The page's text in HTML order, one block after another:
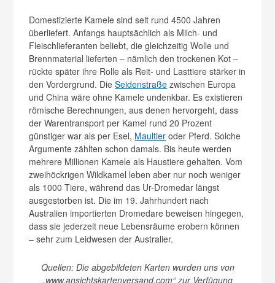
Domestizierte Kamele sind seit rund 4500 Jahren
überliefert. Anfangs hauptsächlich als Milch- und
Fleischlieferanten beliebt, die gleichzeitig Wolle und
Brennmaterial lieferten – nämlich den trockenen Kot –
rückte später ihre Rolle als Reit- und Lasttiere stärker in
den Vordergrund. DieSeidenstraße zwischen Europa
und China wäre ohne Kamele undenkbar. Es existieren
römische Berechnungen, aus denen hervorgeht, dass
der Warentransport per Kamel rund 20 Prozent
günstiger war als per Esel, Maultier oder Pferd. Solche
Argumente zählten schon damals. Bis heute werden
mehrere Millionen Kamele als Haustiere gehalten. Vom
zweihöckrigen Wildkamel leben aber nur noch weniger
als 1000 Tiere, während das Ur-Dromedar längst
ausgestorben ist. Die im 19. Jahrhundert nach
Australien importierten Dromedare beweisen hingegen,
dass sie jederzeit neue Lebensräume erobern können
– sehr zum Leidwesen der Australier.
Quellen: Die abgebildeten Karten wurden uns von
„www.ansichtskartenversand.com“ zur Verfügung